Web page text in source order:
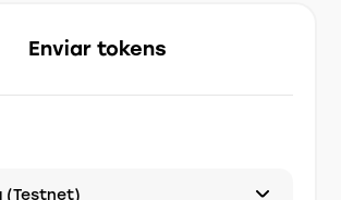
Enviar tokens
(Testnet)